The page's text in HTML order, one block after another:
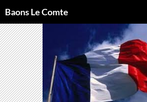
au
contenu
Baons Le Comte